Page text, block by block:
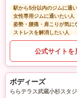
駅から5分以内のジムに通
女性専用ジムに通いたい人
姿勢・腰痛・肩こりが気に
ストレスを解消したい人
公式サイトを
ボディーズ
ららテラス武蔵小杉スタ